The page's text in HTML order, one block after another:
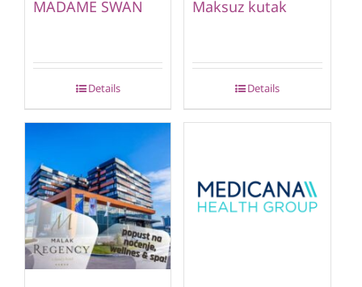
MADAME SWAN
Details
Maksuz kutak
Details